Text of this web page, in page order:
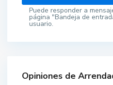
Puede responder a
página "Bandeja de
usuario.
Opiniones de